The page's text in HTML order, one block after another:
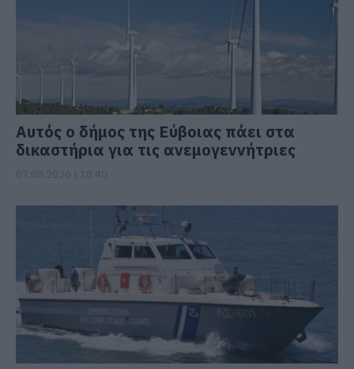
Αυτός ο δήμος της Εύβοιας πάει στα
δικαστήρια για τις ανεμογεννήτριες